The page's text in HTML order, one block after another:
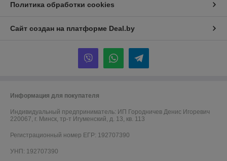
Политика обработки cookies
Сайт создан на платформе Deal.by
Информация для покупателя
Индивидуальный предприниматель: ИП Городничев Денис Игоревич
220067, г. Минск, тр-т Игуменский, д. 13, кв. 113
Регистрационный номер ЕГР: 192707390
УНП: 192707390